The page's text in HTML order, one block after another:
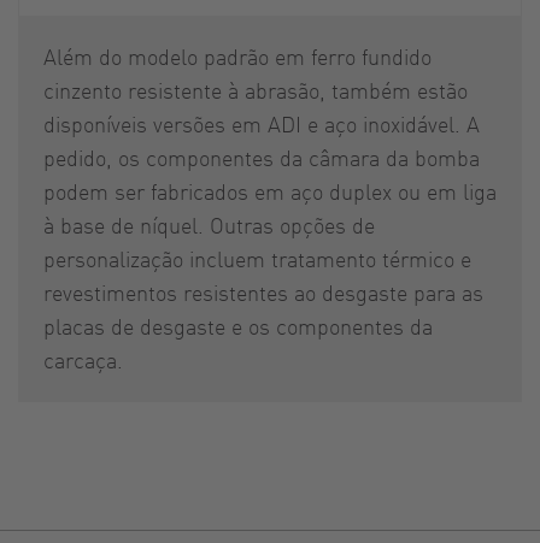
Além do modelo padrão em ferro fundido
cinzento resistente à abrasão, também estão
disponíveis versões em ADI e aço inoxidável. A
pedido, os componentes da câmara da bomba
podem ser fabricados em aço duplex ou em liga
à base de níquel. Outras opções de
personalização incluem tratamento térmico e
revestimentos resistentes ao desgaste para as
placas de desgaste e os componentes da
carcaça.